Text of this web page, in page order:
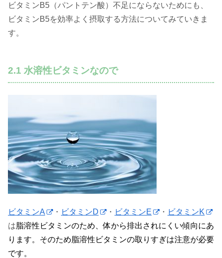
ビタミンB5（パントテン酸）不足にならないためにも、
ビタミンB5を効率よく摂取する方法についてみていきま
す。
2.1 水溶性ビタミンなので
ビタミンA ・ ビタミンD ・ ビタミンE ・ ビタミンK
は 脂溶性ビタミンのため、体から排出されにくい傾向にあ
ります。そのため脂溶性ビタミンの取りすぎは注意が必要
です。